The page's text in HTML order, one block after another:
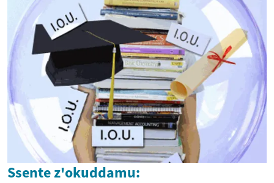
Ssente z'okuddamu: